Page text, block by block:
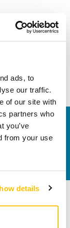
ads, to
our traffic.
of our site with
partners who
you’ve
from your use
details
detaylar
125 mm'lik
Lütfen bizimle